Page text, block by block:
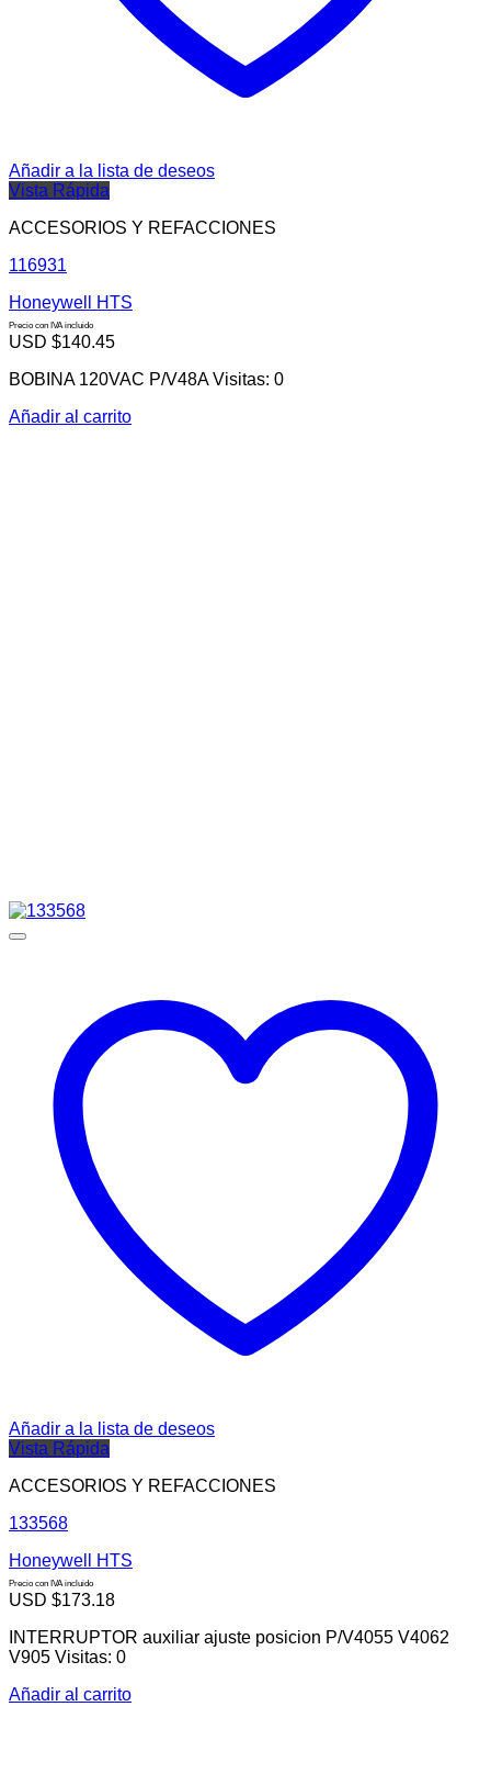
Añadir a la lista de deseos
Vista Rápida
ACCESORIOS Y REFACCIONES
116931
Honeywell HTS
Precio con IVA incluido
USD $140.45
BOBINA 120VAC P/V48A Visitas: 0
Añadir al carrito
Añadir a la lista de deseos
Vista Rápida
ACCESORIOS Y REFACCIONES
133568
Honeywell HTS
Precio con IVA incluido
USD $173.18
INTERRUPTOR auxiliar ajuste posicion P/V4055 V4062
V905 Visitas: 0
Añadir al carrito